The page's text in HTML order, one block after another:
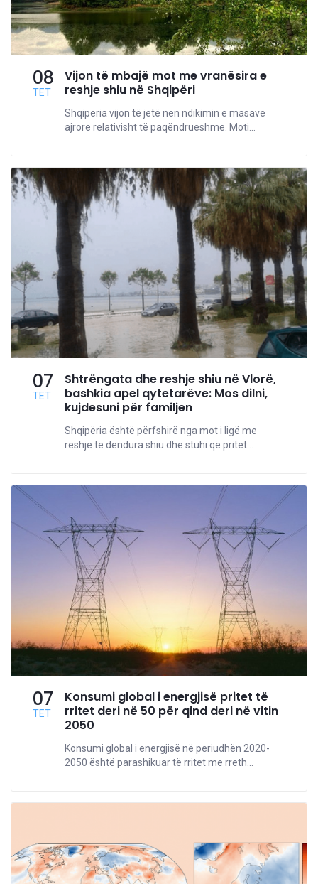
08
TET
Vijon të mbajë mot me vranësira e
reshje shiu në Shqipëri
Shqipëria vijon të jetë nën ndikimin e masave
ajrore relativisht të paqëndrueshme. Moti...
07
TET
Shtrëngata dhe reshje shiu në Vlorë,
bashkia apel qytetarëve: Mos dilni,
kujdesuni për familjen
Shqipëria është përfshirë nga mot i ligë me
reshje të dendura shiu dhe stuhi që pritet...
07
TET
Konsumi global i energjisë pritet të
rritet deri në 50 për qind deri në vitin
2050
Konsumi global i energjisë në periudhën 2020-
2050 është parashikuar të rritet me rreth...